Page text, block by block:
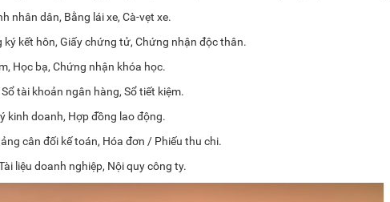
nhân dân, Bằng lái xe, Cà-vẹt xe.
kết hôn, Giấy chứng tử, Chứng nhận độc thân.
Học bạ, Chứng nhận khóa học.
tài khoản ngân hàng, Sổ tiết kiệm.
kinh doanh, Hợp đồng lao động.
cân đối kế toán, Hóa đơn / Phiếu thu chi.
liệu doanh nghiệp, Nội quy công ty.